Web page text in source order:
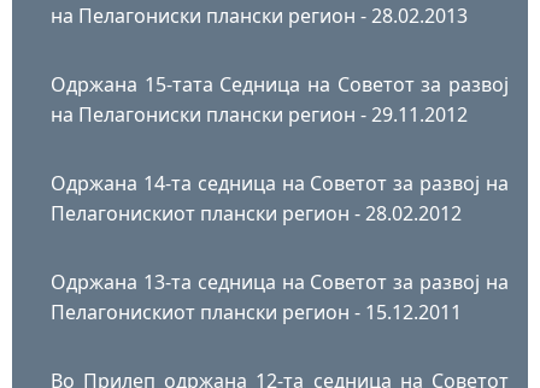
на Пелагониски плански регион - 28.02.2013
Одржана 15-тата Седница на Советот за развој
на Пелагониски плански регион - 29.11.2012
Одржана 14-та седница на Советот за развој на
Пелагонискиот плански регион - 28.02.2012
Одржана 13-та седница на Советот за развој на
Пелагонискиот плански регион - 15.12.2011
Во Прилеп одржана 12-та седница на Советот